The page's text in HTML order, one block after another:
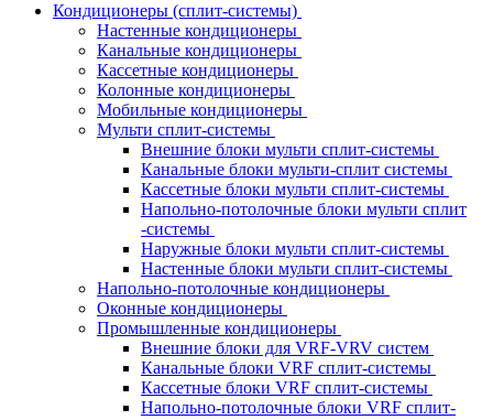
Кондиционеры (сплит-системы)
Настенные кондиционеры
Канальные кондиционеры
Кассетные кондиционеры
Колонные кондиционеры
Мобильные кондиционеры
Мульти сплит-системы
Внешние блоки мульти сплит-системы
Канальные блоки мульти-сплит системы
Кассетные блоки мульти сплит-системы
Напольно-потолочные блоки мульти сплит
-системы
Наружные блоки мульти сплит-системы
Настенные блоки мульти сплит-системы
Напольно-потолочные кондиционеры
Оконные кондиционеры
Промышленные кондиционеры
Внешние блоки для VRF-VRV систем
Канальные блоки VRF сплит-системы
Кассетные блоки VRF сплит-системы
Напольно-потолочные блоки VRF сплит-